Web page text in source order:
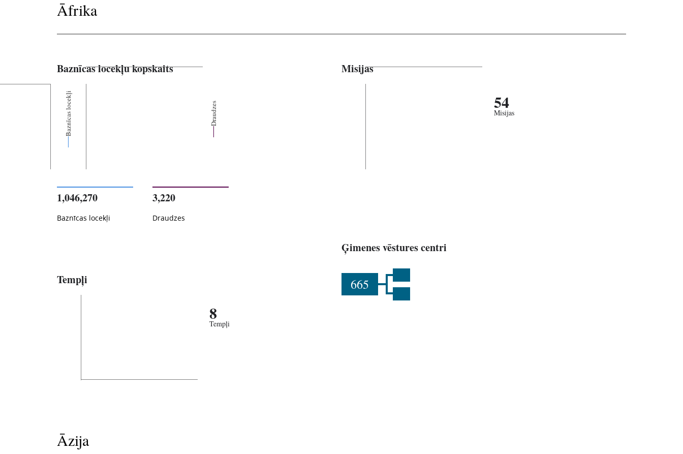
Āfrika
Baznīcas locekļu kopskaits
Baznīcas locekļi Draudzes
1,046,270
Baznīcas locekļi
3,220
Draudzes
Misijas
54
Misijas
Ģimenes vēstures centri
665
Tempļi
8
Tempļi
Āzija